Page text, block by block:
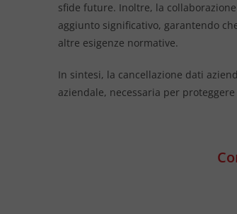
sfide future. Inoltre, la
aggiunto significativo, garantendo
altre esigenze normative.
In sintesi, la cancellazione dati
aziendale, necessaria per